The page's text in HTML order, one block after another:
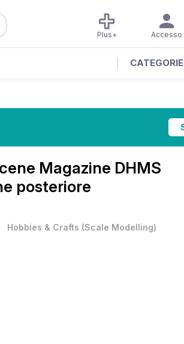
Accesso
Plus+
CATEGORIE
Magazine DHMS
posteriore
Hobbies & Crafts (Scale Modelling)